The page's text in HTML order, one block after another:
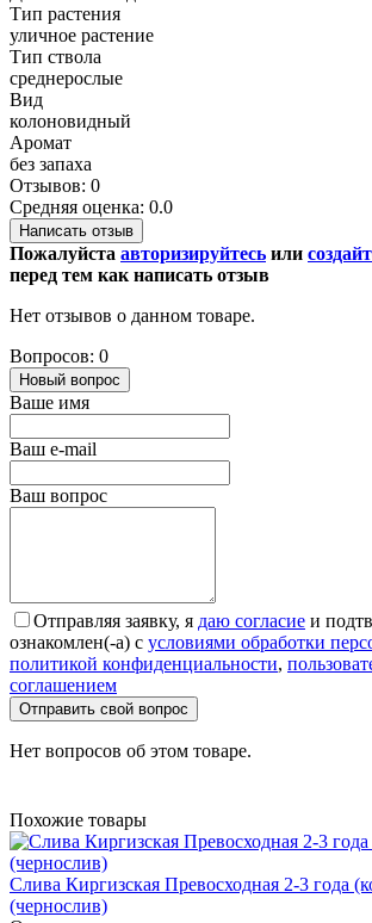
Тип растения
уличное растение
Тип ствола
среднерослые
Вид
колоновидный
Аромат
без запаха
Отзывов: 0
Средняя оценка: 0.0
Написать отзыв
Пожалуйста авторизируйтесь или
перед тем как написать отзыв
Нет отзывов о данном товаре.
Вопросов: 0
Новый вопрос
Ваше имя
Ваш e-mail
Ваш вопрос
Отправляя заявку, я даю согласие и
ознакомлен(-а) с условиями обработки
политикой конфиденциальности,
соглашением
Отправить свой вопрос
Нет вопросов об этом товаре.
Похожие товары
Слива Киргизская Превосходная 2-3 года
(чернослив)